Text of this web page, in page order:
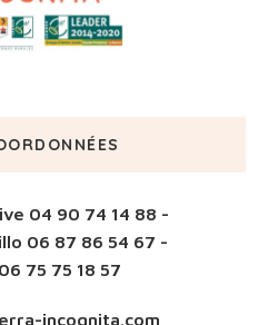
04 90 74 14 88 -
06 87 86 54 67 -
75 75 18 57
incognita.com